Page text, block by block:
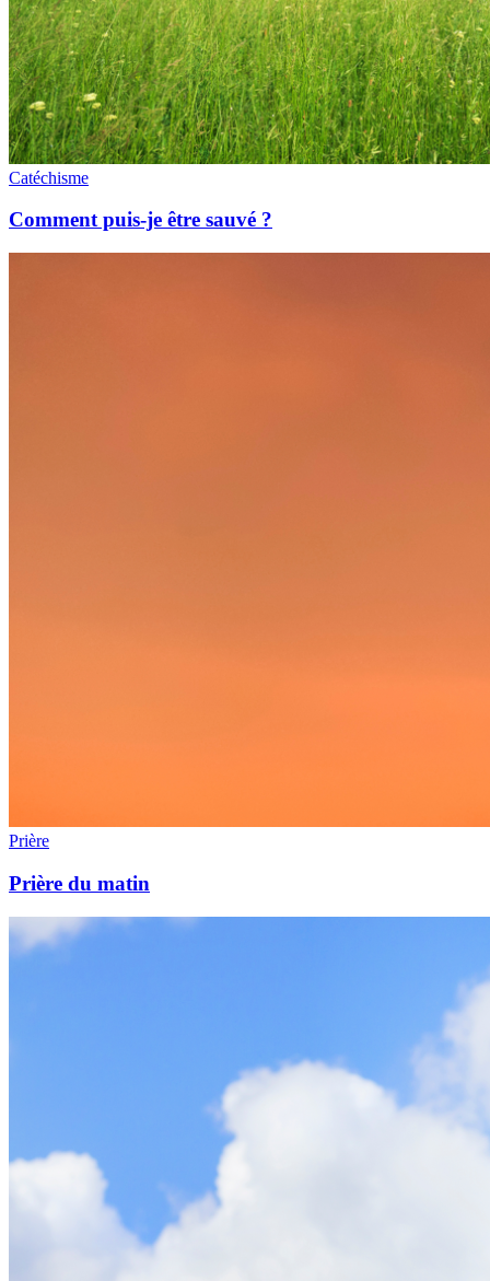
Catéchisme
Comment puis-je être sauvé ?
Prière
Prière du matin